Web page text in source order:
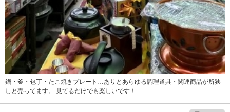
鍋・釜・包丁・たこ焼きプレート…ありとあらゆる調理道具・関連商品が所狭
しと売ってます。 見てるだけでも楽しいです！